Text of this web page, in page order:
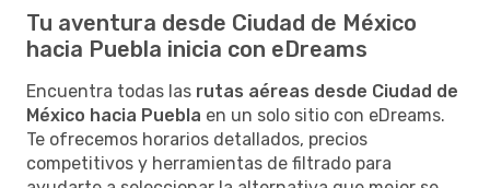
Tu aventura desde Ciudad de México
hacia Puebla inicia con eDreams
Encuentra todas las rutas aéreas desde Ciudad de
México hacia Puebla en un solo sitio con eDreams.
Te ofrecemos horarios detallados, precios
competitivos y herramientas de filtrado para